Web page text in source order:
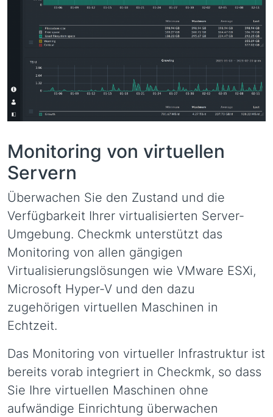
Monitoring von virtuellen
Servern
Überwachen Sie den Zustand und die
Verfügbarkeit Ihrer virtualisierten Server-
Umgebung. Checkmk unterstützt das
Monitoring von allen gängigen
Virtualisierungslösungen wie VMware ESXi,
Microsoft Hyper-V und den dazu
zugehörigen virtuellen Maschinen in
Echtzeit.
Das Monitoring von virtueller Infrastruktur ist
bereits vorab integriert in Checkmk, so dass
Sie Ihre virtuellen Maschinen ohne
aufwändige Einrichtung überwachen